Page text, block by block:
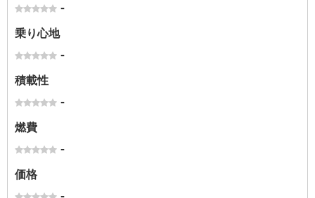
-
乗り心地
-
積載性
-
燃費
-
価格